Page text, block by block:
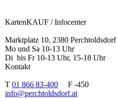
KartenKAUF / Infocenter
Marktplatz 10, 2380 Perchtoldsdorf
Mo und Sa 10-13 Uhr
Di bis Fr 10-13 Uhr, 15-18 Uhr
Kontakt
T01 866 83-400 F -450
info@perchtoldsdorf.at